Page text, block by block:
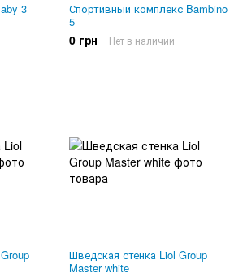
3
Спортивный комплекс Bambino
5
0 грн Нет в наличии
Шведская стенка Liol Group
Master white